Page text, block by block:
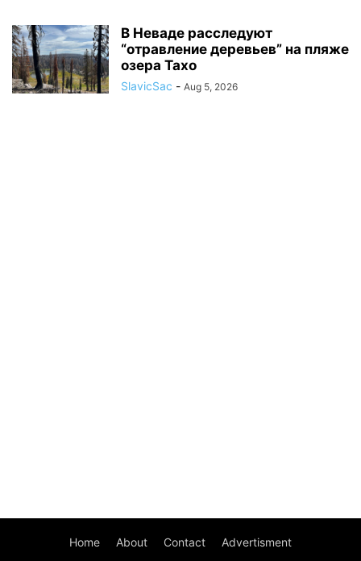
В Неваде расследуют
“отравление деревьев” на пляже
озера Тахо
SlavicSac - Aug 5, 2026
Home About Contact Advertisment